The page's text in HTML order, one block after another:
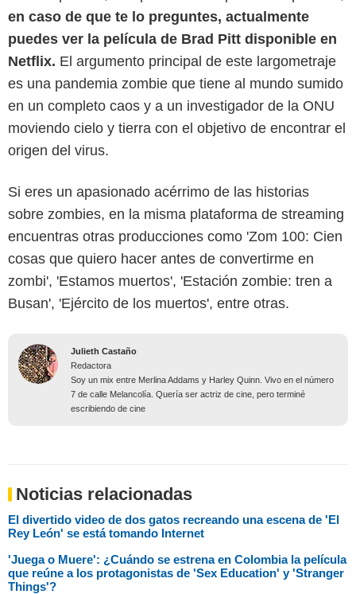
en caso de que te lo preguntes, actualmente
puedes ver la película de Brad Pitt disponible en
Netflix. El argumento principal de este largometraje
es una pandemia zombie que tiene al mundo sumido
en un completo caos y a un investigador de la ONU
moviendo cielo y tierra con el objetivo de encontrar el
origen del virus.
Si eres un apasionado acérrimo de las historias
sobre zombies, en la misma plataforma de streaming
encuentras otras producciones como 'Zom 100: Cien
cosas que quiero hacer antes de convertirme en
zombi', 'Estamos muertos', 'Estación zombie: tren a
Busan', 'Ejército de los muertos', entre otras.
Julieth Castaño
Redactora
Soy un mix entre Merlina Addams y Harley Quinn. Vivo en el número
7 de calle Melancolía. Quería ser actriz de cine, pero terminé
escribiendo de cine
Noticias relacionadas
El divertido video de dos gatos recreando una escena de 'El
Rey León' se está tomando Internet
'Juega o Muere': ¿Cuándo se estrena en Colombia la película
que reúne a los protagonistas de 'Sex Education' y 'Stranger
Things'?